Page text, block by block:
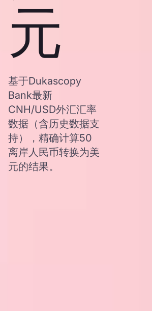
元
基于Dukascopy
Bank最新
CNH/USD外汇汇率
数据（含历史数据支
持），精确计算50
离岸人民币转换为美
元的结果。